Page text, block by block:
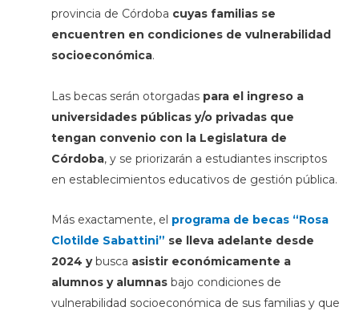
provincia de Córdoba cuyas familias se
encuentren en condiciones de vulnerabilidad
socioeconómica.
Las becas serán otorgadas para el ingreso a
universidades públicas y/o privadas que
tengan convenio con la Legislatura de
Córdoba, y se priorizarán a estudiantes inscriptos
en establecimientos educativos de gestión pública.
Más exactamente, el programa de becas “Rosa
Clotilde Sabattini” se lleva adelante desde
2024 ybusca asistir económicamente a
alumnos y alumnas bajo condiciones de
vulnerabilidad socioeconómica de sus familias y que